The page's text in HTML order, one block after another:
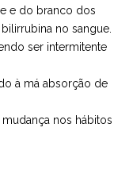
e do branco dos
no sangue.
ser intermitente
à má absorção de
nos hábitos